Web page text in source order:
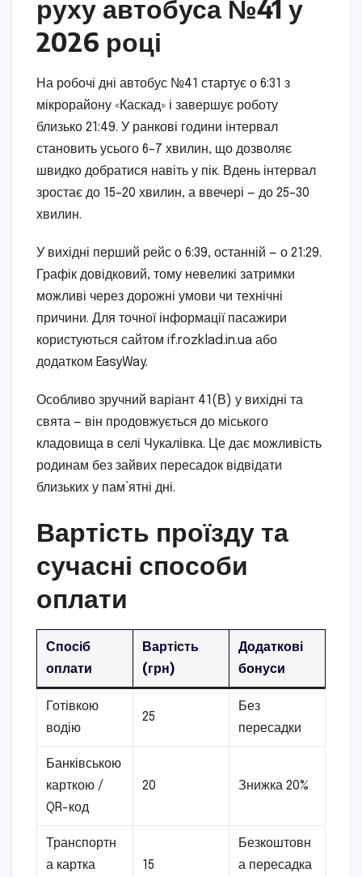
руху автобуса №41 у
2026 році
На робочі дні автобус №41 стартує о 6:31 з
мікрорайону «Каскад» і завершує роботу
близько 21:49. У ранкові години інтервал
становить усього 6–7 хвилин, що дозволяє
швидко добратися навіть у пік. Вдень інтервал
зростає до 15–20 хвилин, а ввечері — до 25–30
хвилин.
У вихідні перший рейс о 6:39, останній — о 21:29.
Графік довідковий, тому невеликі затримки
можливі через дорожні умови чи технічні
причини. Для точної інформації пасажири
користуються сайтом if.rozklad.in.ua або
додатком EasyWay.
Особливо зручний варіант 41(В) у вихідні та
свята — він продовжується до міського
кладовища в селі Чукалівка. Це дає можливість
родинам без зайвих пересадок відвідати
близьких у пам’ятні дні.
Вартість проїзду та
сучасні способи
оплати
Спосіб
оплати
Вартість
(грн)
Додаткові
бонуси
Готівкою
водію
25
Без
пересадки
Банківською
карткою /
QR-код
20 Знижка 20%
Транспортн
а картка
15
Безкоштовн
а пересадка